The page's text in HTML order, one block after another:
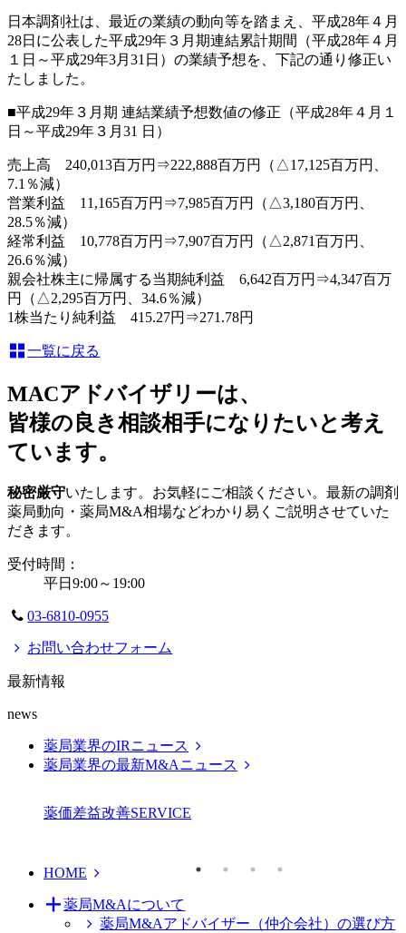
日本調剤社は、最近の業績の動向等を踏まえ、平成28年４月
28日に公表した平成29年３月期連結累計期間（平成28年４月
１日～平成29年3月31日）の業績予想を、下記の通り修正い
たしました。
■平成29年３月期 連結業績予想数値の修正（平成28年４月１
日～平成29年３月31 日）
売上高 240,013百万円⇒222,888百万円（△17,125百万円、
7.1％減）
営業利益 11,165百万円⇒7,985百万円（△3,180百万円、
28.5％減）
経常利益 10,778百万円⇒7,907百万円（△2,871百万円、
26.6％減）
親会社株主に帰属する当期純利益 6,642百万円⇒4,347百万
円（△2,295百万円、34.6％減）
1株当たり純利益 415.27円⇒271.78円
一覧に戻る
MACアドバイザリーは、
皆様の良き相談相手になりたいと考え
ています。
秘密厳守いたします。お気軽にご相談ください。最新の調剤
薬局動向・薬局M&A相場などわかり易くご説明させていた
だきます。
受付時間：
平日9:00～19:00
03-6810-0955
お問い合わせフォーム
最新情報
news
薬局業界のIRニュース
薬局業界の最新M&Aニュース
薬価差益改善SERVICE
HOME
薬局M&Aについて
薬局M&Aアドバイザー（仲介会社）の選び方